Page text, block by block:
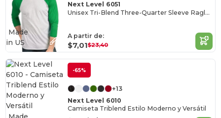
Next Level 6051
Unisex Tri-Blend Three-Quarter Sleeve Raglan Tee
A partir de:
$7,01$23,40
Made
in US
-65%
+13
Next Level 6010
Camiseta Triblend Estilo Moderno y Versátil